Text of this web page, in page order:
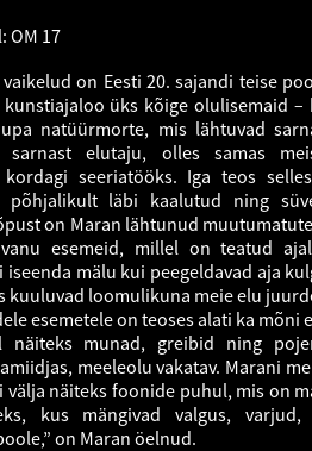
OM 17
on Eesti 20. sajandi teise
üks kõige olulisemaid
natüürmorte, mis lähtuvad
sarnast elutaju, olles samas
kordagi seeriatööks. Iga teos
põhjalikult läbi kaalutud ning
on Maran lähtunud
esemeid, millel on teatud
iseenda mälu kui peegeldavad aja
kuuluvad loomulikuna meie elu
esemetele on teoses alati ka
näiteks munad, greibid ning
meeleolu vakatav. Marani
välja näiteks foonide puhul, mis on
kus mängivad valgus,
on Maran öelnud.